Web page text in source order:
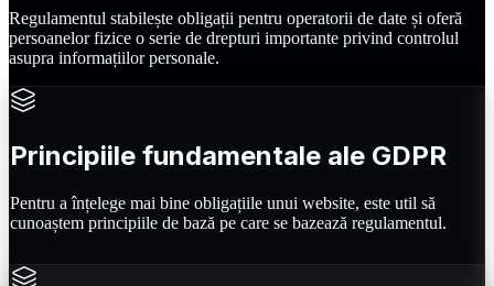
Regulamentul stabilește obligații pentru operatorii de date și oferă
persoanelor fizice o serie de drepturi importante privind controlul
asupra informațiilor personale.
Principiile fundamentale ale GDPR
Pentru a înțelege mai bine obligațiile unui website, este util să
cunoaștem principiile de bază pe care se bazează regulamentul.